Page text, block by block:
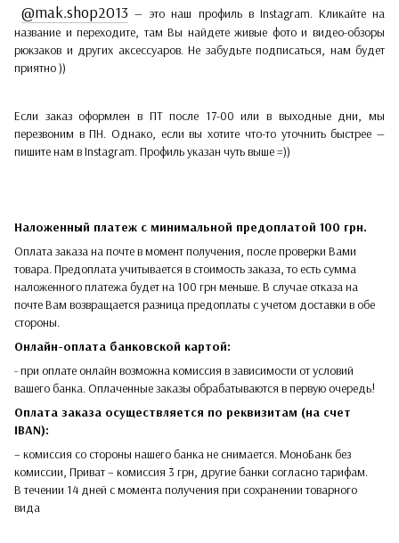
@mak.shop2013 — это наш профиль в Instagram. Кликайте на
название и переходите, там Вы найдете живые фото и видео-обзоры
рюкзаков и других аксессуаров. Не забудьте подписаться, нам будет
приятно ))
Если заказ оформлен в ПТ после 17-00 или в выходные дни, мы
перезвоним в ПН. Однако, если вы хотите что-то уточнить быстрее —
пишите нам в Instagram. Профиль указан чуть выше =))
Наложенный платеж с минимальной предоплатой 100 грн.
Оплата заказа на почте в момент получения, после проверки Вами
товара. Предоплата учитывается в стоимость заказа, то есть сумма
наложенного платежа будет на 100 грн меньше. В случае отказа на
почте Вам возвращается разница предоплаты с учетом доставки в обе
стороны.​​
Онлайн-оплата банковской картой:
- при оплате онлайн возможна комиссия в зависимости от условий
вашего банка. Оплаченные заказы обрабатываются в первую очередь!
Оплата заказа осуществляется по реквизитам (на счет
IBAN):
– комиссия со стороны нашего банка не снимается. МоноБанк без
комиссии, Приват – комиссия 3 грн, другие банки согласно тарифам.
В течении 14 дней с момента получения при сохранении товарного
вида